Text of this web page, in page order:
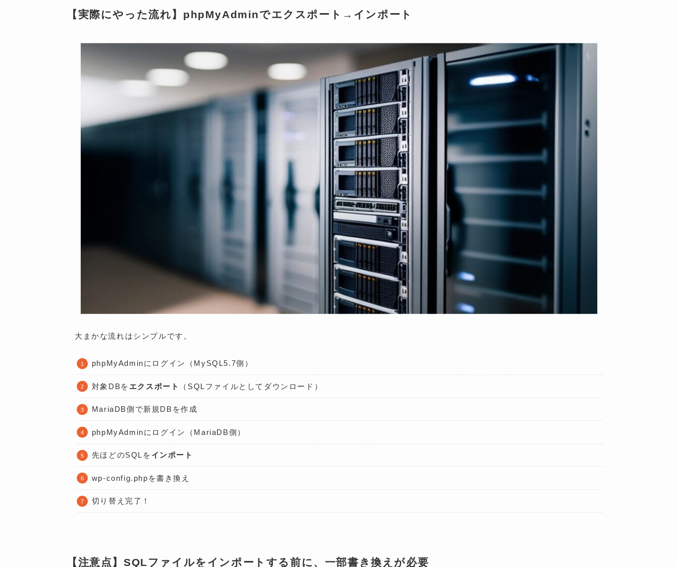
【実際にやった流れ】phpMyAdminでエクスポート→インポート
大まかな流れはシンプルです。
phpMyAdminにログイン（MySQL5.7側）
対象DBを エクスポート （SQLファイルとしてダウンロード）
MariaDB側で新規DBを作成
phpMyAdminにログイン（MariaDB側）
先ほどのSQLを インポート
wp-config.phpを書き換え
切り替え完了！
【注意点】SQLファイルをインポートする前に、一部書き換えが必要